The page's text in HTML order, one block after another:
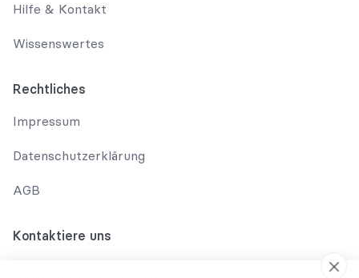
Hilfe & Kontakt
Wissenswertes
Rechtliches
Impressum
Datenschutzerklärung
AGB
Kontaktiere uns